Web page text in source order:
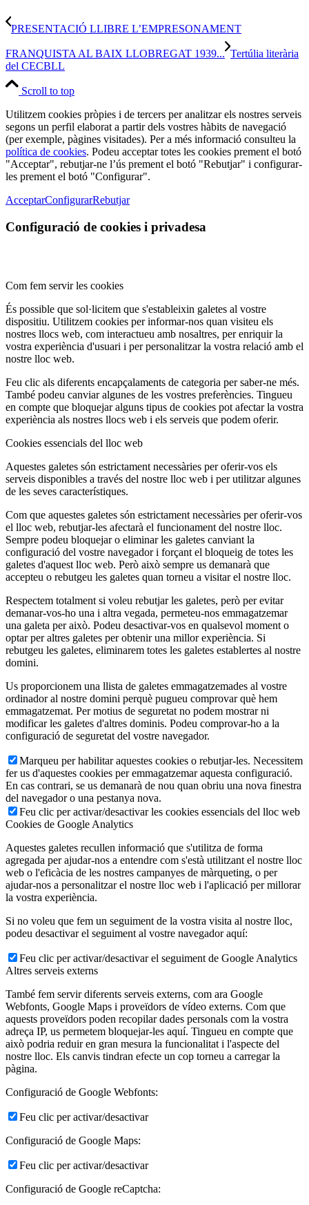
PRESENTACIÓ LLIBRE L’EMPRESONAMENT
FRANQUISTA AL BAIX LLOBREGAT 1939... Tertúlia literària
del CECBLL
Scroll to top
Utilitzem cookies pròpies i de tercers per analitzar els nostres serveis
segons un perfil elaborat a partir dels vostres hàbits de navegació
(per exemple, pàgines visitades). Per a més informació consulteu la
política de cookies. Podeu acceptar totes les cookies prement el botó
"Acceptar", rebutjar-ne l’ús prement el botó "Rebutjar" i configurar-
les prement el botó "Configurar".
AcceptarConfigurarRebutjar
Configuració de cookies i privadesa
Com fem servir les cookies
És possible que sol·licitem que s'estableixin galetes al vostre
dispositiu. Utilitzem cookies per informar-nos quan visiteu els
nostres llocs web, com interactueu amb nosaltres, per enriquir la
vostra experiència d'usuari i per personalitzar la vostra relació amb el
nostre lloc web.
Feu clic als diferents encapçalaments de categoria per saber-ne més.
També podeu canviar algunes de les vostres preferències. Tingueu
en compte que bloquejar alguns tipus de cookies pot afectar la vostra
experiència als nostres llocs web i els serveis que podem oferir.
Cookies essencials del lloc web
Aquestes galetes són estrictament necessàries per oferir-vos els
serveis disponibles a través del nostre lloc web i per utilitzar algunes
de les seves característiques.
Com que aquestes galetes són estrictament necessàries per oferir-vos
el lloc web, rebutjar-les afectarà el funcionament del nostre lloc.
Sempre podeu bloquejar o eliminar les galetes canviant la
configuració del vostre navegador i forçant el bloqueig de totes les
galetes d'aquest lloc web. Però això sempre us demanarà que
accepteu o rebutgeu les galetes quan torneu a visitar el nostre lloc.
Respectem totalment si voleu rebutjar les galetes, però per evitar
demanar-vos-ho una i altra vegada, permeteu-nos emmagatzemar
una galeta per això. Podeu desactivar-vos en qualsevol moment o
optar per altres galetes per obtenir una millor experiència. Si
rebutgeu les galetes, eliminarem totes les galetes establertes al nostre
domini.
Us proporcionem una llista de galetes emmagatzemades al vostre
ordinador al nostre domini perquè pugueu comprovar què hem
emmagatzemat. Per motius de seguretat no podem mostrar ni
modificar les galetes d'altres dominis. Podeu comprovar-ho a la
configuració de seguretat del vostre navegador.
Marqueu per habilitar aquestes cookies o rebutjar-les. Necessitem
fer us d'aquestes cookies per emmagatzemar aquesta configuració.
En cas contrari, se us demanarà de nou quan obriu una nova finestra
del navegador o una pestanya nova.
Feu clic per activar/desactivar les cookies essencials del lloc web
Cookies de Google Analytics
Aquestes galetes recullen informació que s'utilitza de forma
agregada per ajudar-nos a entendre com s'està utilitzant el nostre lloc
web o l'eficàcia de les nostres campanyes de màrqueting, o per
ajudar-nos a personalitzar el nostre lloc web i l'aplicació per millorar
la vostra experiència.
Si no voleu que fem un seguiment de la vostra visita al nostre lloc,
podeu desactivar el seguiment al vostre navegador aquí:
Feu clic per activar/desactivar el seguiment de Google Analytics
Altres serveis externs
També fem servir diferents serveis externs, com ara Google
Webfonts, Google Maps i proveïdors de vídeo externs. Com que
aquests proveïdors poden recopilar dades personals com la vostra
adreça IP, us permetem bloquejar-les aquí. Tingueu en compte que
això podria reduir en gran mesura la funcionalitat i l'aspecte del
nostre lloc. Els canvis tindran efecte un cop torneu a carregar la
pàgina.
Configuració de Google Webfonts:
Feu clic per activar/desactivar
Configuració de Google Maps:
Feu clic per activar/desactivar
Configuració de Google reCaptcha: